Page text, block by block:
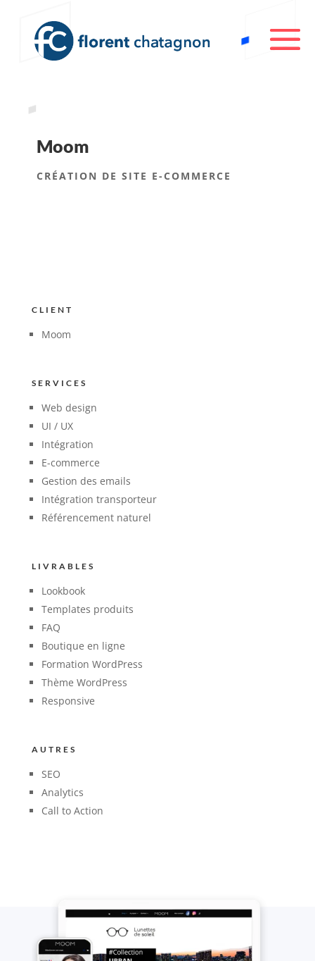
Moom
CRÉATION DE SITE E-COMMERCE
CLIENT
Moom
SERVICES
Web design
UI / UX
Intégration
E-commerce
Gestion des emails
Intégration transporteur
Référencement naturel
LIVRABLES
Lookbook
Templates produits
FAQ
Boutique en ligne
Formation WordPress
Thème WordPress
Responsive
AUTRES
SEO
Analytics
Call to Action